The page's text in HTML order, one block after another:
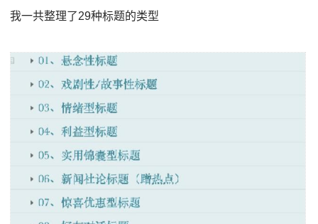
我一共整理了29种标题的类型